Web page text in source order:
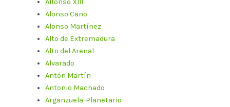
Alonso Cano
Alonso Martínez
Alto de Extremadura
Alto del Arenal
Alvarado
Antón Martín
Antonio Machado
Arganzuela-Planetario